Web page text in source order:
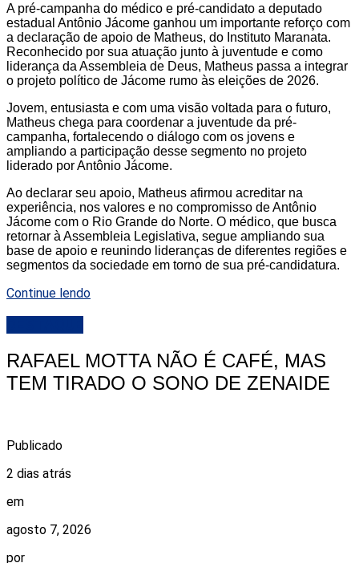
A pré-campanha do médico e pré-candidato a deputado
estadual Antônio Jácome ganhou um importante reforço com
a declaração de apoio de Matheus, do Instituto Maranata.
Reconhecido por sua atuação junto à juventude e como
liderança da Assembleia de Deus, Matheus passa a integrar
o projeto político de Jácome rumo às eleições de 2026.
Jovem, entusiasta e com uma visão voltada para o futuro,
Matheus chega para coordenar a juventude da pré-
campanha, fortalecendo o diálogo com os jovens e
ampliando a participação desse segmento no projeto
liderado por Antônio Jácome.
Ao declarar seu apoio, Matheus afirmou acreditar na
experiência, nos valores e no compromisso de Antônio
Jácome com o Rio Grande do Norte. O médico, que busca
retornar à Assembleia Legislativa, segue ampliando sua
base de apoio e reunindo lideranças de diferentes regiões e
segmentos da sociedade em torno de sua pré-candidatura.
Continue lendo
RAFAEL MOTTA NÃO É CAFÉ, MAS
TEM TIRADO O SONO DE ZENAIDE
Publicado
2 dias atrás
em
agosto 7, 2026
por